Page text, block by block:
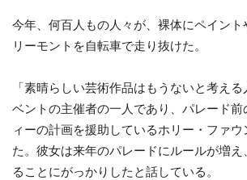
今年、何百人もの人々が、裸体にペイント
リーモントを自転車で走り抜けた。
「素晴らしい芸術作品はもうないと考え
ベントの主催者の一人であり、パレード
ィーの計画を援助しているホリー・ファウ
た。彼女は来年のパレードにルールが増
ることにがっかりしたと話している。